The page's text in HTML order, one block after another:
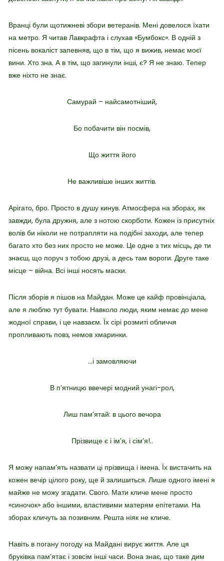
Вранці були щотижневі збори ветеранів. Мені довелося їхати
на метро. Я читав Лавкрафта і слухав «Бумбокс». В одній з
пісень вокаліст запевняв, що в тім, що я вижив, немає моєї
вини. Хто зна. А в тім, що загинули інші, є? Я не знаю. Тепер
вже ніхто не знає.
Самурай – найсамотніший,
Бо побачити він посмів,
Що життя його
Не важливіше інших життів.
Арігато, бро. Просто в душу кинув. Атмосфера на зборах, як
завжди, була дружня, але з нотою скорботи. Кожен із присутніх
волів би ніколи не потрапляти на подібні заходи, але тепер
багато хто без них просто не може. Це одне з тих місць, де ти
знаєш, що поруч з тобою друзі, а десь там вороги. Друге таке
місце – війна. Всі інші носять маски.
Після зборів я пішов на Майдан. Може це кайф провінціала,
але я люблю тут бувати. Навколо люди, яким немає до мене
жодної справи, і це навзаєм. Їх сірі розмиті обличчя
пропливають повз, немов хмаринки.
…і замовляючи
В п’ятницю ввечері модний унагі-рол,
Лиш пам’ятай: в цього вечора
Прізвище є і ім’я, і сім’я!..
Я можу напам’ять назвати ці прізвища і імена. Їх вистачить на
кожен вечір цілого року, ще й залишиться. Лише одного імені я
майже не можу згадати. Свого. Мати кличе мене просто
«синочок» або іншими, властивими матерям епітетами. На
зборах кличуть за позивним. Решта ніяк не кличе.
Навіть в погану погоду на Майдані вирує життя. Але ця
бруківка пам’ятає і зовсім інші часи. Вона знає, що таке дим